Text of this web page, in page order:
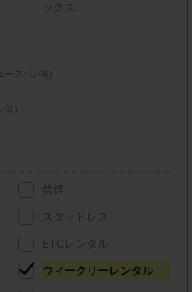
ックス
ースバン等)
等)
禁煙
スタッドレス
ETCレンタル
ウィークリーレンタル